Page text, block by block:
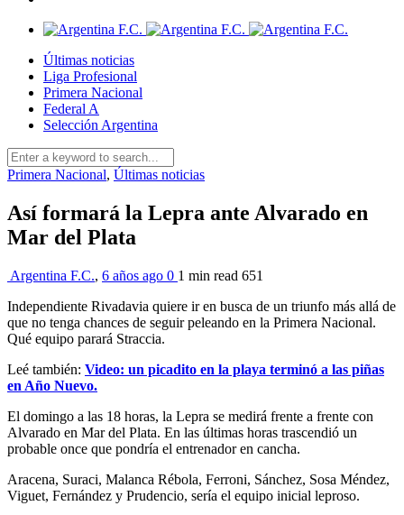
Últimas noticias
Liga Profesional
Primera Nacional
Federal A
Selección Argentina
Primera Nacional, Últimas noticias
Así formará la Lepra ante Alvarado en
Mar del Plata
Argentina F.C., 6 años ago 0 1 min read 651
Independiente Rivadavia quiere ir en busca de un triunfo más allá de
que no tenga chances de seguir peleando en la Primera Nacional.
Qué equipo parará Straccia.
Leé también: Video: un picadito en la playa terminó a las piñas
en Año Nuevo.
El domingo a las 18 horas, la Lepra se medirá frente a frente con
Alvarado en Mar del Plata. En las últimas horas trascendió un
probable once que pondría el entrenador en cancha.
Aracena, Suraci, Malanca Rébola, Ferroni, Sánchez, Sosa Méndez,
Viguet, Fernández y Prudencio, sería el equipo inicial leproso.